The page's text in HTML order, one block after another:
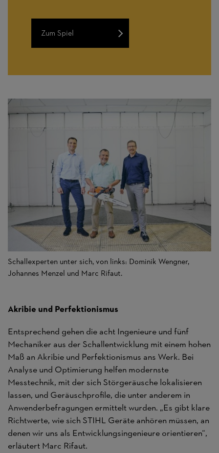
Zum Spiel
Schallexperten unter sich, von links: Dominik Wengner,
Johannes Menzel und Marc Rifaut.
Akribie und Perfektionismus
Entsprechend gehen die acht Ingenieure und fünf
Mechaniker aus der Schallentwicklung mit einem hohen
Maß an Akribie und Perfektionismus ans Werk. Bei
Analyse und Optimierung helfen modernste
Messtechnik, mit der sich Störgeräusche lokalisieren
lassen, und Geräuschprofile, die unter anderem in
Anwenderbefragungen ermittelt wurden. „Es gibt klare
Richtwerte, wie sich STIHL Geräte anhören müssen, an
denen wir uns als Entwicklungsingenieure orientieren“,
erläutert Marc Rifaut.